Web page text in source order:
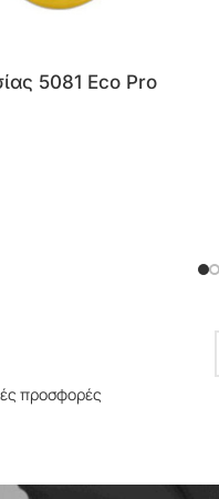
5081 Eco Pro
προσφορές